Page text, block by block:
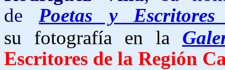
de
Poetas y
su fotografía en la
Escritores de la Región